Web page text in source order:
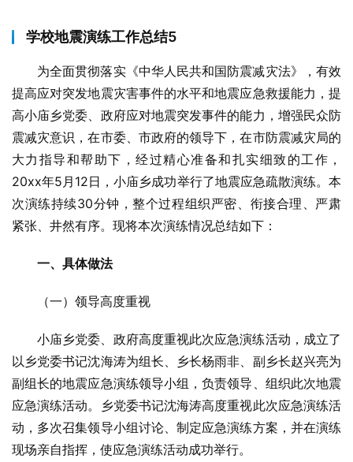
学校地震演练工作总结5
为全面贯彻落实《中华人民共和国防震减灾法》，有效
提高应对突发地震灾害事件的水平和地震应急救援能力，提
高小庙乡党委、政府应对地震突发事件的能力，增强民众防
震减灾意识，在市委、市政府的领导下，在市防震减灾局的
大力指导和帮助下，经过精心准备和扎实细致的工作，
20xx年5月12日，小庙乡成功举行了地震应急疏散演练。本
次演练持续30分钟，整个过程组织严密、衔接合理、严肃
紧张、井然有序。现将本次演练情况总结如下：
一、具体做法
（一）领导高度重视
小庙乡党委、政府高度重视此次应急演练活动，成立了
以乡党委书记沈海涛为组长、乡长杨雨非、副乡长赵兴亮为
副组长的地震应急演练领导小组，负责领导、组织此次地震
应急演练活动。乡党委书记沈海涛高度重视此次应急演练活
动，多次召集领导小组讨论、制定应急演练方案，并在演练
现场亲自指挥，使应急演练活动成功举行。